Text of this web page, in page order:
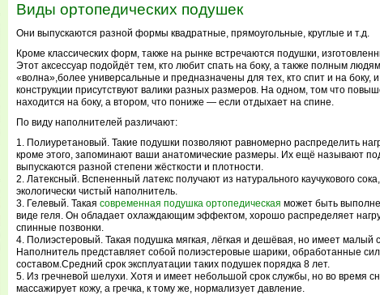
Виды ортопедических подушек
Они выпускаются разной формы квадратные, прямоугольные, круглые и т.д.
Кроме классических форм, также на рынке встречаются подушки,
Этот аксессуар подойдёт тем, кто любит спать на боку, а также полным
«волна»,более универсальные и предназначены для тех, кто спит и на боку,
конструкции присутствуют валики разных размеров. На одном, том что
находится на боку, а втором, что пониже — если отдыхает на спине.
По виду наполнителей различают:
Полиуретановый. Такие подушки позволяют равномерно распределить
кроме этого, запоминают ваши анатомические размеры. Их ещё называют
выпускаются разной степени жёсткости и плотности.
Латексный. Вспененный латекс получают из натурального каучукового
экологически чистый наполнитель.
Гелевый. Такая современная подушка ортопедическая может быть
виде геля. Он обладает охлаждающим эффектом, хорошо распределяет
спинные позвонки.
Полиэстеровый. Такая подушка мягкая, лёгкая и дешёвая, но имеет малый
Наполнитель представляет собой полиэстеровые шарики, обработанные
составом.Средний срок эксплуатации таких подушек порядка 8 лет.
Из гречневой шелухи. Хотя и имеет небольшой срок службы, но во время
массажирует кожу, а гречка, к тому же, нормализует давление.